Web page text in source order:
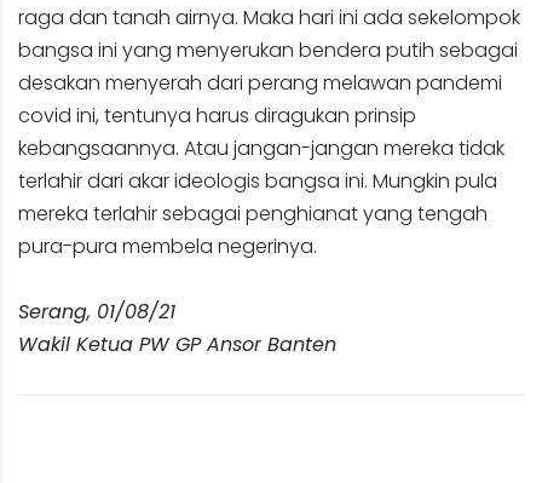
raga dan tanah airnya. Maka hari ini ada sekelompok
bangsa ini yang menyerukan bendera putih sebagai
desakan menyerah dari perang melawan pandemi
covid ini, tentunya harus diragukan prinsip
kebangsaannya. Atau jangan-jangan mereka tidak
terlahir dari akar ideologis bangsa ini. Mungkin pula
mereka terlahir sebagai penghianat yang tengah
pura-pura membela negerinya.
Serang, 01/08/21
Wakil Ketua PW GP Ansor Banten